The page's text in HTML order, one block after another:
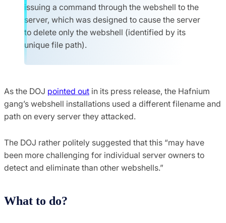
issuing a command through the webshell to the
server, which was designed to cause the server
to delete only the webshell (identified by its
unique file path).
As the DOJ pointed out in its press release, the Hafnium
gang’s webshell installations used a different filename and
path on every server they attacked.
The DOJ rather politely suggested that this “may have
been more challenging for individual server owners to
detect and eliminate than other webshells.”
What to do?